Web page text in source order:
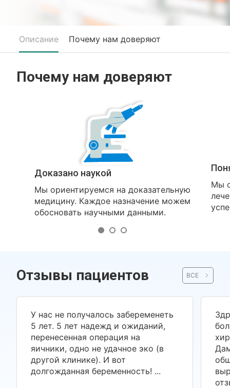
Описание Почему нам доверяют
Почему нам доверяют
Доказано наукой
Мы ориентируемся на доказательную
медицину. Каждое назначение можем
обосновать научными данными.
Мы
Отзывы пациентов ВСЕ
У нас не получалось забеременеть
5 лет. 5 лет надежд и ожиданий,
перенесенная операция на
яичники, одно не удачное эко (в
другой клинике). И вот
долгожданная беременность! ...